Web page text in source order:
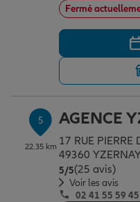
Fermé
5
22.35 km
AGENCE
17 RUE PIERRE
49360
5/5Note de 5 sur 5
(25 avis)
Voir les avis
02 41 55 59 45